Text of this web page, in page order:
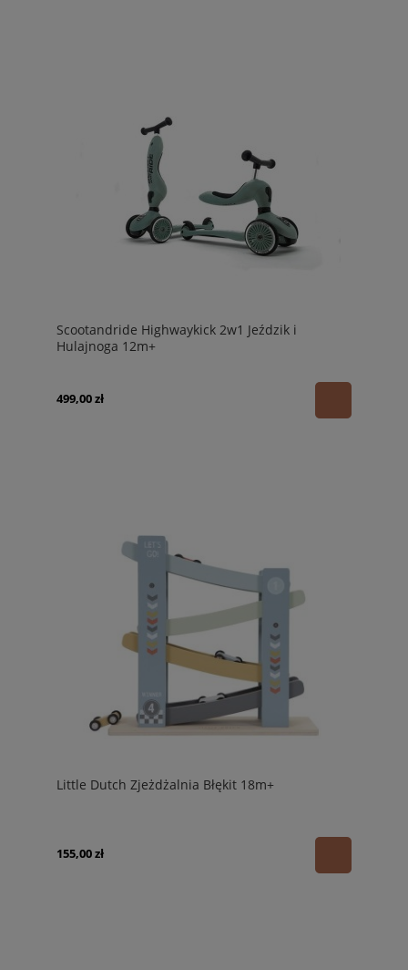
Scootandride Highwaykick 2w1 Jeździk i
Hulajnoga 12m+
499,00 zł
Little Dutch Zjeżdżalnia Błękit 18m+
155,00 zł